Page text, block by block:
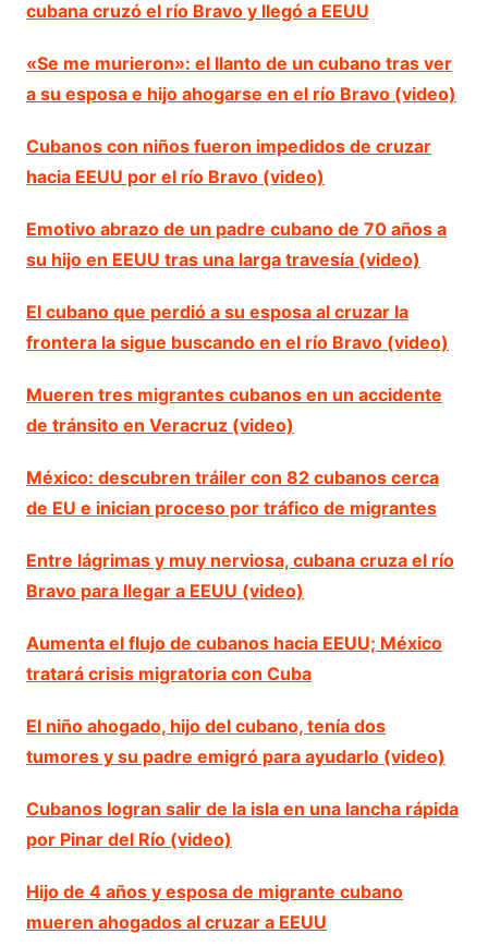
cubana cruzó el río Bravo y llegó a EEUU
«Se me murieron»: el llanto de un cubano tras ver
a su esposa e hijo ahogarse en el río Bravo (video)
Cubanos con niños fueron impedidos de cruzar
hacia EEUU por el río Bravo (video)
Emotivo abrazo de un padre cubano de 70 años a
su hijo en EEUU tras una larga travesía (video)
El cubano que perdió a su esposa al cruzar la
frontera la sigue buscando en el río Bravo (video)
Mueren tres migrantes cubanos en un accidente
de tránsito en Veracruz (video)
México: descubren tráiler con 82 cubanos cerca
de EU e inician proceso por tráfico de migrantes
Entre lágrimas y muy nerviosa, cubana cruza el río
Bravo para llegar a EEUU (video)
Aumenta el flujo de cubanos hacia EEUU; México
tratará crisis migratoria con Cuba
El niño ahogado, hijo del cubano, tenía dos
tumores y su padre emigró para ayudarlo (video)
Cubanos logran salir de la isla en una lancha rápida
por Pinar del Río (video)
Hijo de 4 años y esposa de migrante cubano
mueren ahogados al cruzar a EEUU